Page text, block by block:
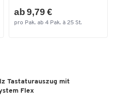
ab 9,79 €
pro Pak. ab 4 Pak. à 25 St.
Tastaturauszug mit
Flex